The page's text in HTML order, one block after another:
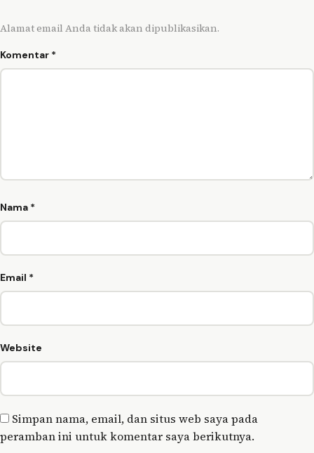
Alamat email Anda tidak akan dipublikasikan.
Komentar *
Nama *
Email *
Website
Simpan nama, email, dan situs web saya pada
peramban ini untuk komentar saya berikutnya.